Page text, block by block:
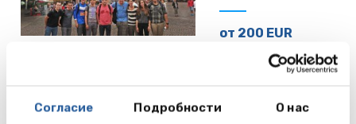
Согласие Подробности О нас
от 200 EUR
Frankfurt